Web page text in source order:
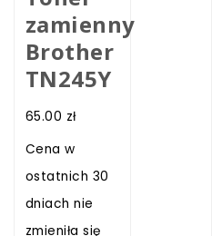
zamienny
Brother
TN245Y
65.00 zł
Cena w
ostatnich 30
dniach nie
zmieniła się